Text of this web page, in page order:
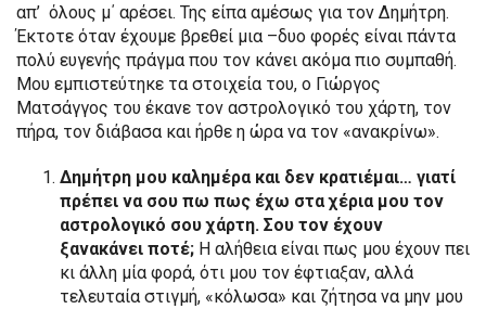
απ’ όλους μ΄ αρέσει. Της είπα αμέσως για τον Δημήτρη.
Έκτοτε όταν έχουμε βρεθεί μια –δυο φορές είναι πάντα
πολύ ευγενής πράγμα που τον κάνει ακόμα πιο συμπαθή.
Μου εμπιστεύτηκε τα στοιχεία του, ο Γιώργος
Ματσάγγος του έκανε τον αστρολογικό του χάρτη, τον
πήρα, τον διάβασα και ήρθε η ώρα να τον «ανακρίνω».
Δημήτρη μου καλημέρα και δεν κρατιέμαι… γιατί
πρέπει να σου πω πως έχω στα χέρια μου τον
αστρολογικό σου χάρτη. Σου τον έχουν
ξανακάνει ποτέ; Η αλήθεια είναι πως μου έχουν πει
κι άλλη μία φορά, ότι μου τον έφτιαξαν, αλλά
τελευταία στιγμή, «κόλωσα» και ζήτησα να μην μου